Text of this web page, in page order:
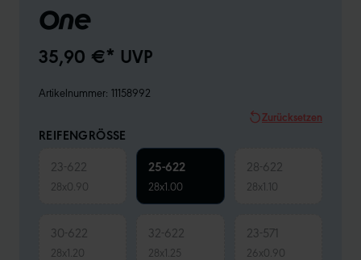
One
35,90 €* UVP
Artikelnummer: 11158992
Zurücksetzen
REIFENGRÖSSE
23-622
28x0.90
25-622
28x1.00
28-622
28x1.10
30-622
28x1.20
32-622
28x1.25
23-571
26x0.90